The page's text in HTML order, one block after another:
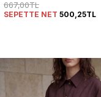
667,00TL
SEPETTE NET 500,25TL